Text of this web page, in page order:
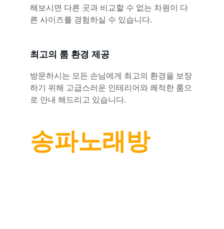
해보시면 다른 곳과 비교할 수 없는 차원이 다
른 사이즈를 경험하실 수 있습니다.
최고의 룸 환경 제공
방문하시는 모든 손님에게 최고의 환경을 보장
하기 위해 고급스러운 인테리어와 쾌적한 룸으
로 안내 해드리고 있습니다.
송파노래방